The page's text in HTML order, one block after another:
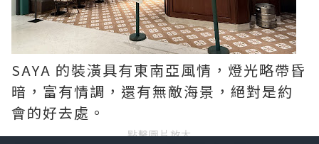
SAYA 的裝潢具有東南亞風情，燈光略帶昏
暗，富有情調，還有無敵海景，絕對是約
會的好去處。
點擊圖片放大